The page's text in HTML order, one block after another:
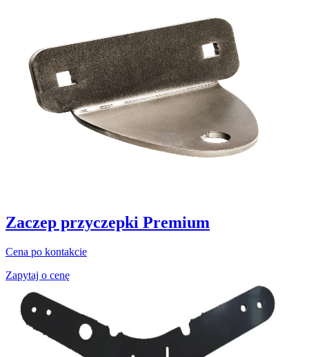
Zaczep przyczepki Premium
Cena po kontakcie
Zapytaj o cenę